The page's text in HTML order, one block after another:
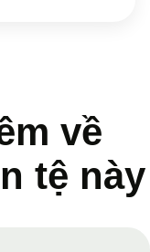
về
tệ này